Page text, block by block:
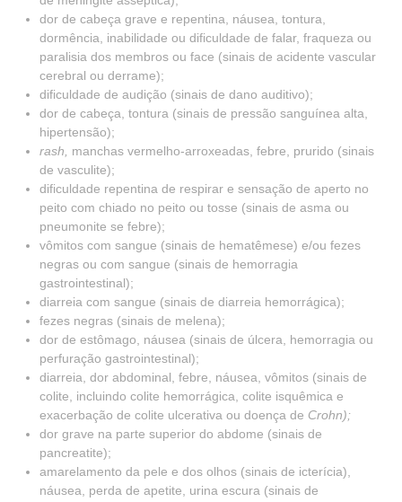
dor de cabeça grave e repentina, náusea, tontura,
dormência, inabilidade ou dificuldade de falar, fraqueza ou
paralisia dos membros ou face (sinais de acidente vascular
cerebral ou derrame);
dificuldade de audição (sinais de dano auditivo);
dor de cabeça, tontura (sinais de pressão sanguínea alta,
hipertensão);
rash,
manchas vermelho-arroxeadas, febre, prurido (sinais
de vasculite);
dificuldade repentina de respirar e sensação de aperto no
peito com chiado no peito ou tosse (sinais de asma ou
pneumonite se febre);
vômitos com sangue (sinais de hematêmese) e/ou fezes
negras ou com sangue (sinais de hemorragia
gastrointestinal);
diarreia com sangue (sinais de diarreia hemorrágica);
fezes negras (sinais de melena);
dor de estômago, náusea (sinais de úlcera, hemorragia ou
perfuração gastrointestinal);
diarreia, dor abdominal, febre, náusea, vômitos (sinais de
colite, incluindo colite hemorrágica, colite isquêmica e
exacerbação de colite ulcerativa ou doença de Crohn);
dor grave na parte superior do abdome (sinais de
pancreatite);
amarelamento da pele e dos olhos (sinais de icterícia),
náusea, perda de apetite, urina escura (sinais de